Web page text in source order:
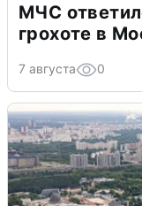
МЧС
грохоте в
7 августа 0